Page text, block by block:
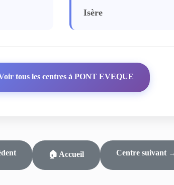
Isère
tous les centres à PONT EVEQUE
🏠 Accueil Centre suivant